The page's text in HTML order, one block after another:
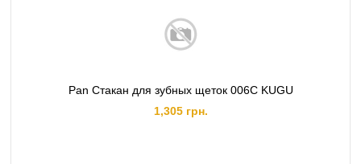
Pan Стакан для зубных щеток 006C KUGU
1,305 грн.